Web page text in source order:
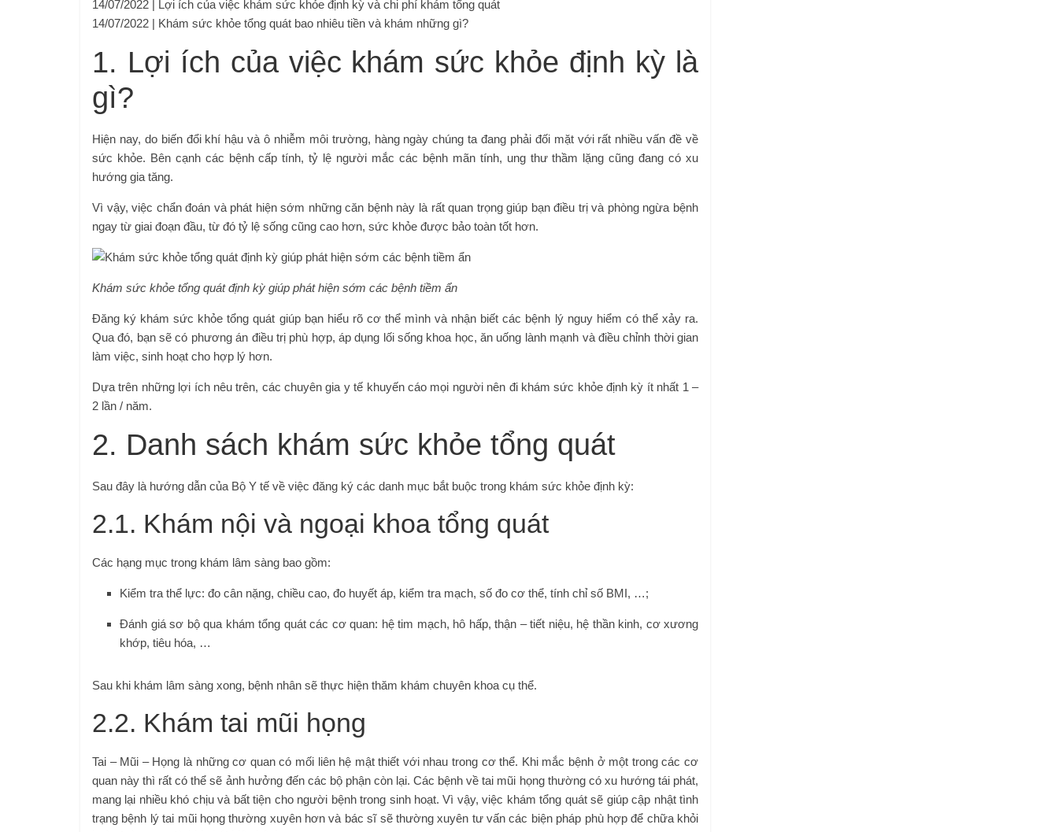
14/07/2022 | Lợi ích của việc khám sức khỏe định kỳ và chi phí khám tổng quát
14/07/2022 | Khám sức khỏe tổng quát bao nhiêu tiền và khám những gì?
1. Lợi ích của việc khám sức khỏe định kỳ là
gì?
Hiện nay, do biến đổi khí hậu và ô nhiễm môi trường, hàng ngày chúng ta đang phải đối mặt với rất nhiều vấn đề về
sức khỏe. Bên cạnh các bệnh cấp tính, tỷ lệ người mắc các bệnh mãn tính, ung thư thầm lặng cũng đang có xu
hướng gia tăng.
Vì vậy, việc chẩn đoán và phát hiện sớm những căn bệnh này là rất quan trọng giúp bạn điều trị và phòng ngừa bệnh
ngay từ giai đoạn đầu, từ đó tỷ lệ sống cũng cao hơn, sức khỏe được bảo toàn tốt hơn.
Khám sức khỏe tổng quát định kỳ giúp phát hiện sớm các bệnh tiềm ẩn
Đăng ký khám sức khỏe tổng quát giúp bạn hiểu rõ cơ thể mình và nhận biết các bệnh lý nguy hiểm có thể xảy ra.
Qua đó, bạn sẽ có phương án điều trị phù hợp, áp dụng lối sống khoa học, ăn uống lành mạnh và điều chỉnh thời gian
làm việc, sinh hoạt cho hợp lý hơn.
Dựa trên những lợi ích nêu trên, các chuyên gia y tế khuyến cáo mọi người nên đi khám sức khỏe định kỳ ít nhất 1 –
2 lần / năm.
2. Danh sách khám sức khỏe tổng quát
Sau đây là hướng dẫn của Bộ Y tế về việc đăng ký các danh mục bắt buộc trong khám sức khỏe định kỳ:
2.1. Khám nội và ngoại khoa tổng quát
Các hạng mục trong khám lâm sàng bao gồm:
Kiểm tra thể lực: đo cân nặng, chiều cao, đo huyết áp, kiểm tra mạch, số đo cơ thể, tính chỉ số BMI, …;
Đánh giá sơ bộ qua khám tổng quát các cơ quan: hệ tim mạch, hô hấp, thận – tiết niệu, hệ thần kinh, cơ xương
khớp, tiêu hóa, …
Sau khi khám lâm sàng xong, bệnh nhân sẽ thực hiện thăm khám chuyên khoa cụ thể.
2.2. Khám tai mũi họng
Tai – Mũi – Họng là những cơ quan có mối liên hệ mật thiết với nhau trong cơ thể. Khi mắc bệnh ở một trong các cơ
quan này thì rất có thể sẽ ảnh hưởng đến các bộ phận còn lại. Các bệnh về tai mũi họng thường có xu hướng tái phát,
mang lại nhiều khó chịu và bất tiện cho người bệnh trong sinh hoạt. Vì vậy, việc khám tổng quát sẽ giúp cập nhật tình
trạng bệnh lý tai mũi họng thường xuyên hơn và bác sĩ sẽ thường xuyên tư vấn các biện pháp phù hợp để chữa khỏi